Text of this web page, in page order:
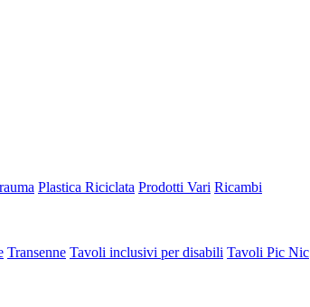
Plastica Riciclata Prodotti Vari Ricambi
Transenne Tavoli inclusivi per disabili Tavoli Pic Nic